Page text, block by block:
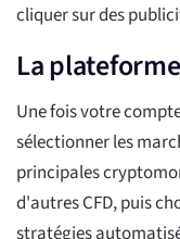
cliquer sur des
La
Une fois votre
sélectionner les
principales
d'autres CFD, puis